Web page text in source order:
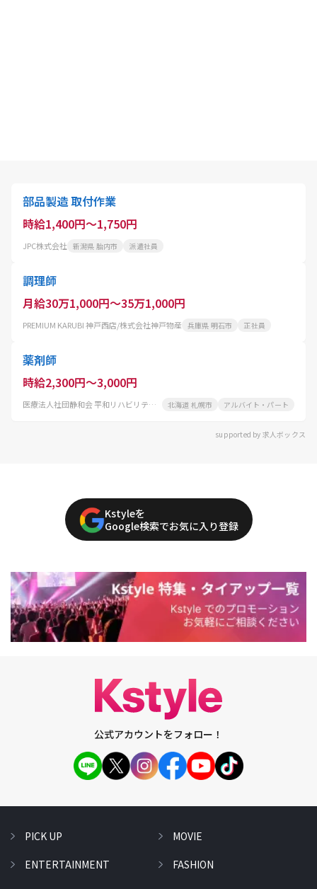
部品製造 取付作業
時給1,400円～1,750円
JPC株式会社 新潟県 胎内市 派遣社員
調理師
月給30万1,000円～35万1,000円
PREMIUM KARUBI 神戸西店/株式会社神戸物産 兵庫県 明石市 正社員
薬剤師
時給2,300円～3,000円
医療法人社団静和会 平和リハビリテーション病院 北海道 札幌市 アルバイト・パート
supported by 求人ボックス
Kstyleを
Google検索でお気に入り登録
公式アカウントをフォロー！
PICK UP
ENTERTAINMENT
MOVIE
FASHION